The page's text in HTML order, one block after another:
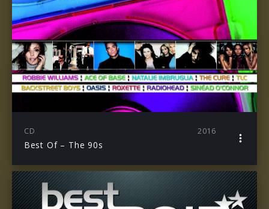
CD 2016
Best Of – The 90s